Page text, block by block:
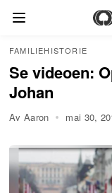
FAMILIEHISTORIE
Se videoen:
Johan
Av Aaron mai 30,